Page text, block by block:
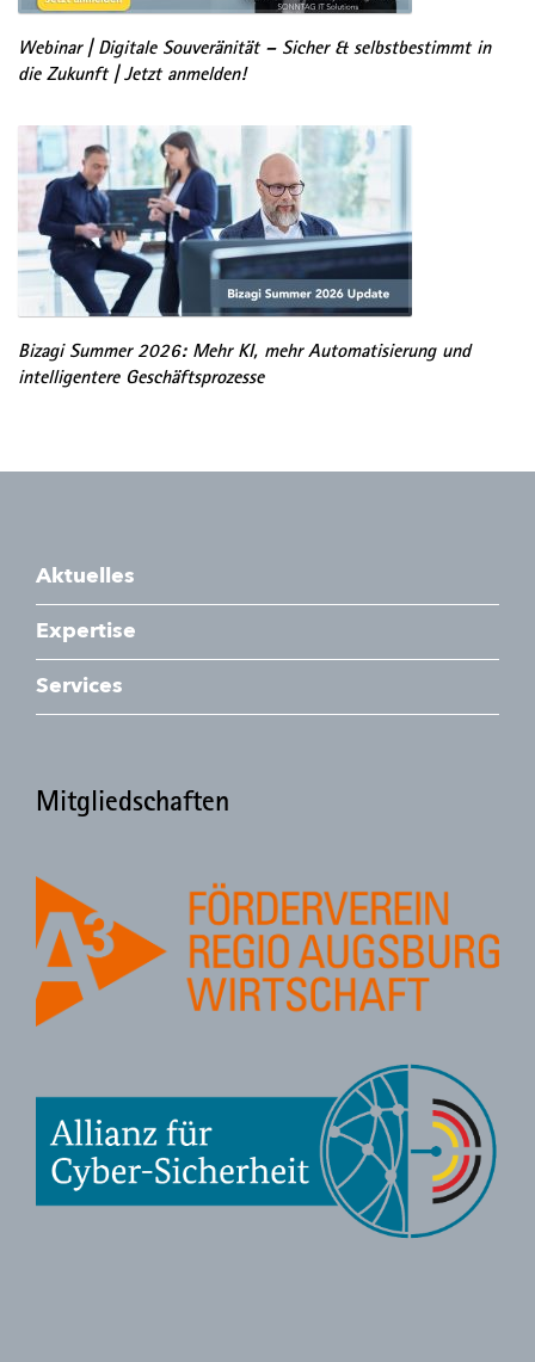
Webinar | Digitale Souveränität – Sicher & selbstbestimmt in
die Zukunft | Jetzt anmelden!
Bizagi Summer 2026: Mehr KI, mehr Automatisierung und
intelligentere Geschäftsprozesse
Aktuelles
Expertise
Services
Mitgliedschaften